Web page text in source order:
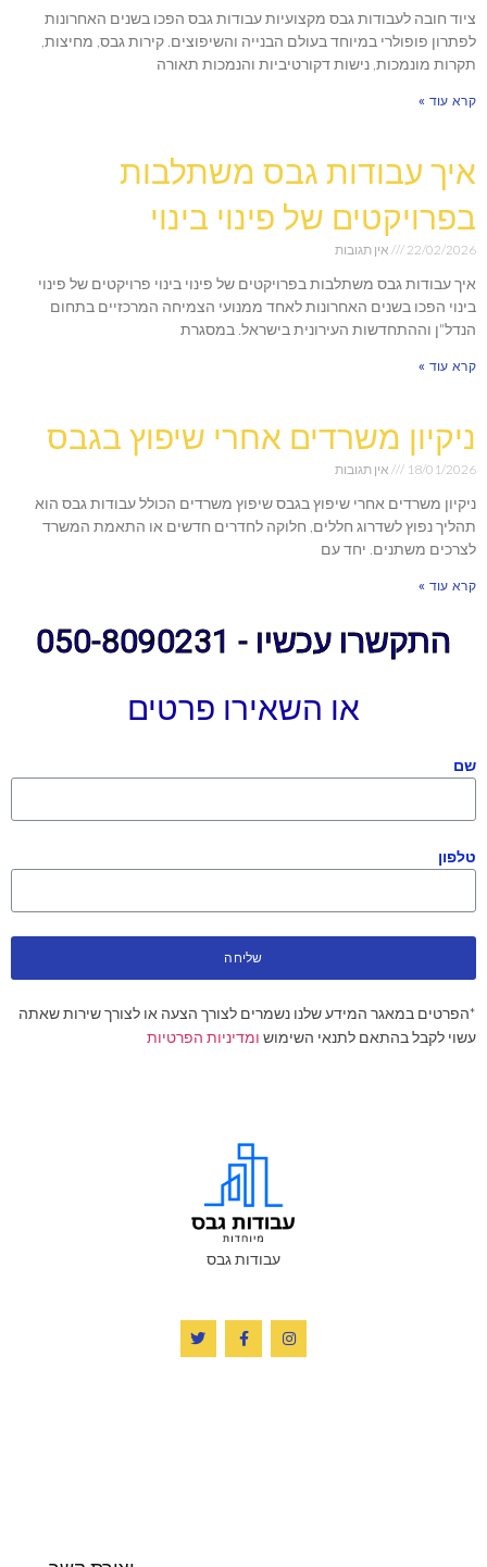
ציוד חובה לעבודות גבס מקצועיות עבודות גבס הפכו בשנים האחרונות
לפתרון פופולרי במיוחד בעולם הבנייה והשיפוצים. קירות גבס, מחיצות,
תקרות מונמכות, נישות דקורטיביות והנמכות תאורה
קרא עוד »
איך עבודות גבס משתלבות
בפרויקטים של פינוי בינוי
22/02/2026 אין תגובות
איך עבודות גבס משתלבות בפרויקטים של פינוי בינוי פרויקטים של פינוי
בינוי הפכו בשנים האחרונות לאחד ממנועי הצמיחה המרכזיים בתחום
הנדל"ן וההתחדשות העירונית בישראל. במסגרת
קרא עוד »
ניקיון משרדים אחרי שיפוץ בגבס
18/01/2026 אין תגובות
ניקיון משרדים אחרי שיפוץ בגבס שיפוץ משרדים הכולל עבודות גבס הוא
תהליך נפוץ לשדרוג חללים, חלוקה לחדרים חדשים או התאמת המשרד
לצרכים משתנים. יחד עם
קרא עוד »
התקשרו עכשיו - 050-8090231
או השאירו פרטים
שם
טלפון
שליחה
*הפרטים במאגר המידע שלנו נשמרים לצורך הצעה או לצורך שירות שאתה
עשוי לקבל בהתאם לתנאי השימוש ומדיניות הפרטיות
עבודות גבס